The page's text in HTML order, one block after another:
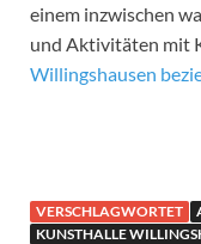
einem inzwischen
und Aktivitäten mit
Willingshausen
VERSCHLAGWORTET
KUNSTHALLE